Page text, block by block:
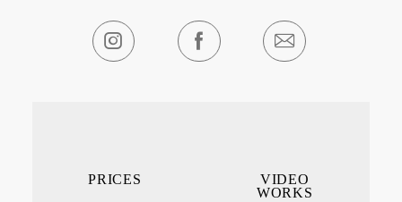
VIDEO
WORKS
PRICES